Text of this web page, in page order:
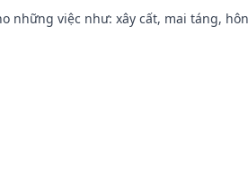
những việc như: xây cất, mai táng,